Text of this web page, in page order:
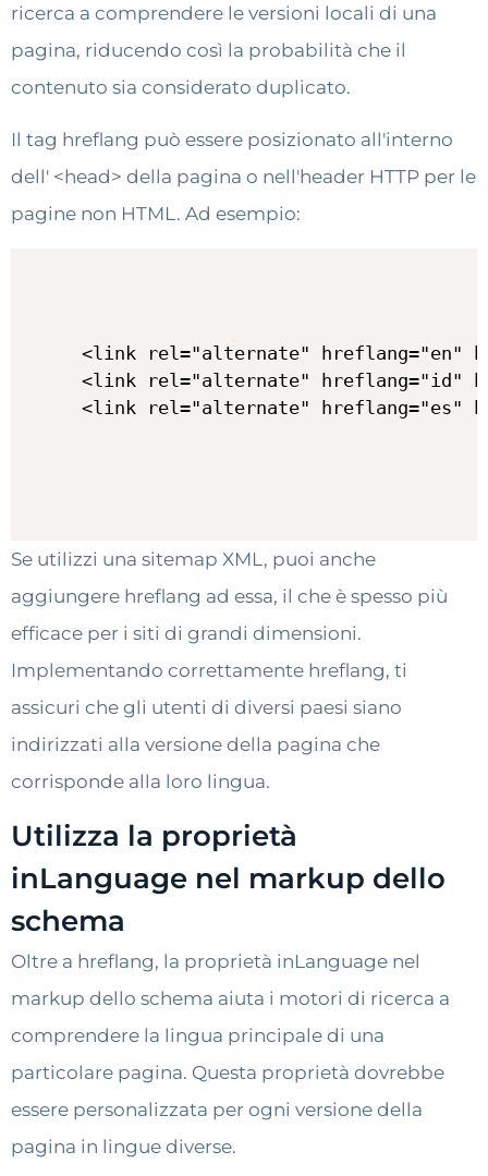
ricerca a comprendere le versioni locali di una
pagina, riducendo così la probabilità che il
contenuto sia considerato duplicato.
Il tag hreflang può essere posizionato all'interno
dell' <head> della pagina o nell'header HTTP per le
pagine non HTML. Ad esempio:
<link rel="alternate" hreflang="en"
<link rel="alternate" hreflang="id"
Se utilizzi una sitemap XML, puoi anche
aggiungere hreflang ad essa, il che è spesso più
efficace per i siti di grandi dimensioni.
Implementando correttamente hreflang, ti
assicuri che gli utenti di diversi paesi siano
indirizzati alla versione della pagina che
corrisponde alla loro lingua.
Utilizza la proprietà
inLanguage nel markup dello
schema
Oltre a hreflang, la proprietà inLanguage nel
markup dello schema aiuta i motori di ricerca a
comprendere la lingua principale di una
particolare pagina. Questa proprietà dovrebbe
essere personalizzata per ogni versione della
pagina in lingue diverse.